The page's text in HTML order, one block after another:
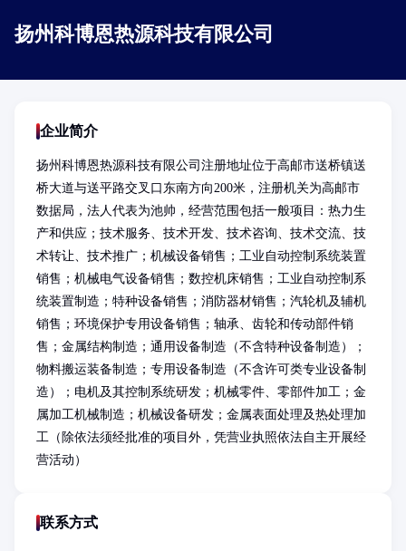
扬州科博恩热源科技有限公司
企业简介
扬州科博恩热源科技有限公司注册地址位于高邮市送桥镇送
桥大道与送平路交叉口东南方向200米，注册机关为高邮市
数据局，法人代表为池帅，经营范围包括一般项目：热力生
产和供应；技术服务、技术开发、技术咨询、技术交流、技
术转让、技术推广；机械设备销售；工业自动控制系统装置
销售；机械电气设备销售；数控机床销售；工业自动控制系
统装置制造；特种设备销售；消防器材销售；汽轮机及辅机
销售；环境保护专用设备销售；轴承、齿轮和传动部件销
售；金属结构制造；通用设备制造（不含特种设备制造）；
物料搬运装备制造；专用设备制造（不含许可类专业设备制
造）；电机及其控制系统研发；机械零件、零部件加工；金
属加工机械制造；机械设备研发；金属表面处理及热处理加
工（除依法须经批准的项目外，凭营业执照依法自主开展经
营活动）
联系方式